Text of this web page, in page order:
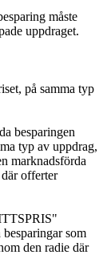
måste
uppdraget.
på samma typ
besparingen
typ av uppdrag,
marknadsförda
offerter
som
den radie där